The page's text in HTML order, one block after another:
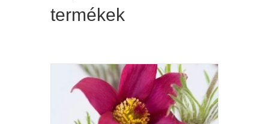
termékek